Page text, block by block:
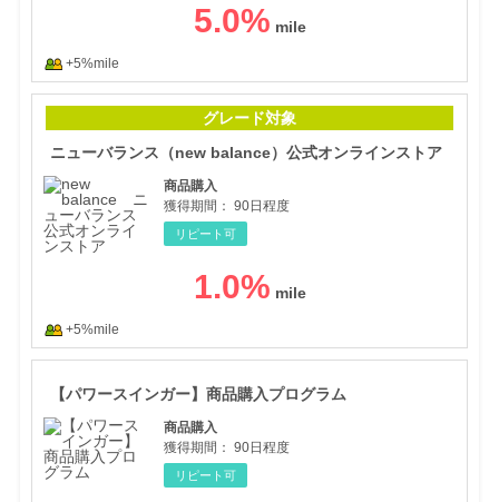
5.0%
+5%mile
グレード対象
ニューバランス（new balance）公式オンラインストア
商品購入
獲得期間： 90日程度
リピート可
1.0%
+5%mile
【パワースインガー】商品購入プログラム
商品購入
獲得期間： 90日程度
リピート可